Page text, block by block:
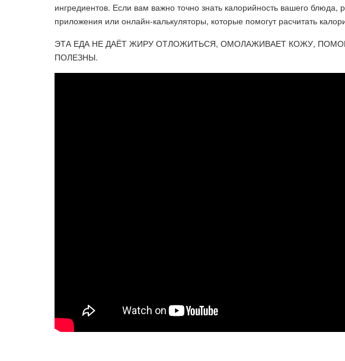
ингредиентов. Если вам важно точно знать калорийность вашего блюда,
приложения или онлайн-калькуляторы, которые помогут расчитать
ЭТА ЕДА НЕ ДАЁТ ЖИРУ ОТЛОЖИТЬСЯ, ОМОЛАЖИВАЕТ КОЖУ,
ПОЛЕЗНЫ.